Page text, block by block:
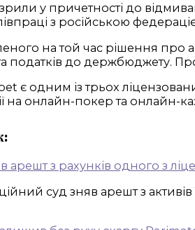
у причетності до
з російською
на той час рішення про
податків до держбюджету.
є одним із трьох
на онлайн-покер та онлайн-
арешт з рахунків одного з
суд зняв арешт з